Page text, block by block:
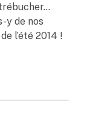
y de nos
l’été 2014 !